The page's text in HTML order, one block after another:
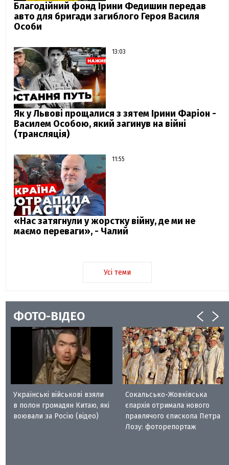
Благодійний фонд Ірини Федишин передав
авто для бригади загиблого Героя Василя
Особи
13:03
Як у Львові прощалися з зятем Ірини Фаріон -
Василем Особою, який загинув на війні
(трансляція)
11:55
«Нас затягнули у жорстку війну, де ми не
маємо переваги», - Чалий
Усі теми
ФОТО-ВІДЕО
Українські військові взяли
в полон громадян Китаю, які
воювали за Росію (відео)
Сокальсько-Жовківська
єпархія отримала нового
правлячого єпископа Петра
Лозу: фоторепортаж